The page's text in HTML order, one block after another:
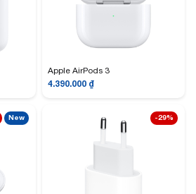
Apple AirPods 3
4.390.000 ₫
New -29%